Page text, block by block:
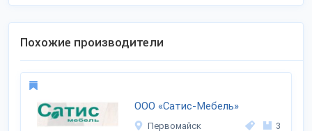
Похожие производители
ООО «Сатис-Мебель»
Первомайск 3